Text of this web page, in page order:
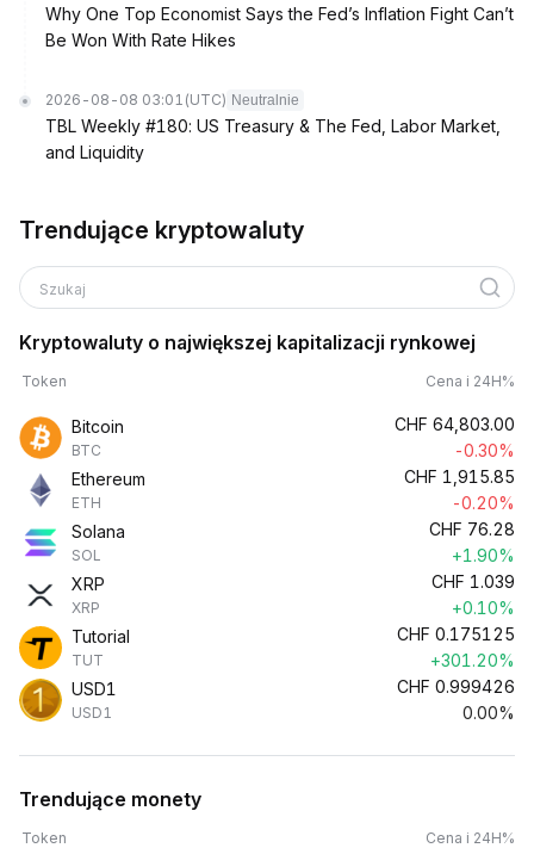
Why One Top Economist Says the Fed’s Inflation Fight Can’t
Be Won With Rate Hikes
2026-08-08 03:01 (UTC) Neutralnie
TBL Weekly #180: US Treasury & The Fed, Labor Market,
and Liquidity
Trendujące kryptowaluty
Szukaj
Kryptowaluty o największej kapitalizacji rynkowej
Token Cena i 24H%
Bitcoin
BTC
CHF 64,803.00
-0.30%
Ethereum
ETH
CHF 1,915.85
-0.20%
Solana
SOL
CHF 76.28
+1.90%
XRP
XRP
CHF 1.039
+0.10%
Tutorial
TUT
CHF 0.175125
+301.20%
USD1
USD1
CHF 0.999426
0.00%
Trendujące monety
Token Cena i 24H%